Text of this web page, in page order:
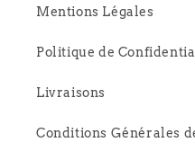
Mentions Légales
Politique de
Livraisons
Conditions Générales